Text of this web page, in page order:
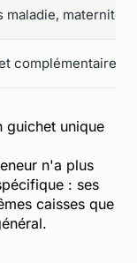
maladie, maternité,
complémentaire
guichet unique
n'a plus
: ses
caisses que